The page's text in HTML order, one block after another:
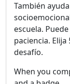
También
escuela.
paciencia.
desafío.
When you